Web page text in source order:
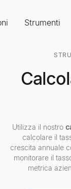
Strumenti
Utilizza il nostro
calcolare il
crescita annuale
monitorare il
metrica